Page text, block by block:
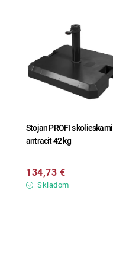
Stojan PROFI s kolieskami
antracit 42 kg
Skladom
134,73 €